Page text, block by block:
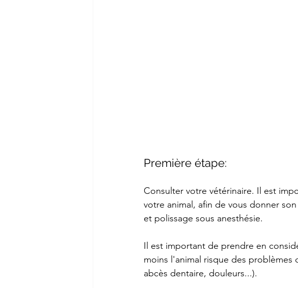
Première étape:
Consulter votre vétérinaire. Il est
votre animal, afin de vous donner
et polissage sous anesthésie.
Il est important de prendre en
moins l'animal risque des problèmes
abcès dentaire, douleurs...).